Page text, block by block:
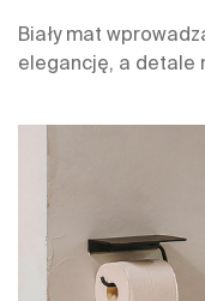
Biały mat
elegancję, a detale